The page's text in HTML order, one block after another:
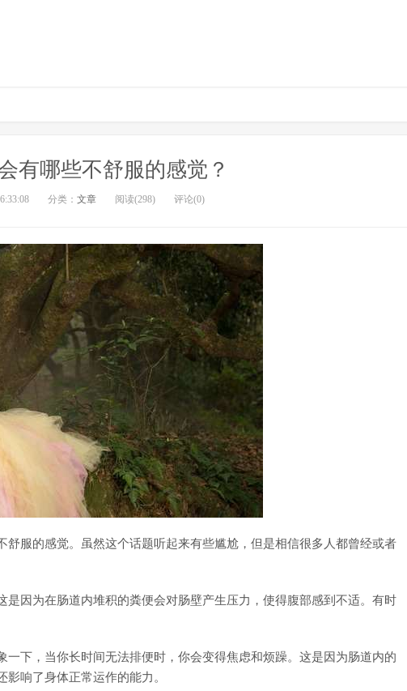
有哪些不舒服的感觉？
分类： 文章 阅读(298) 评论(0)
舒服的感觉。虽然这个话题听起来有些尴尬，但是相信很多人都曾经或者
是因为在肠道内堆积的粪便会对肠壁产生压力，使得腹部感到不适。有时
一下，当你长时间无法排便时，你会变得焦虑和烦躁。这是因为肠道内的
响了身体正常运作的能力。